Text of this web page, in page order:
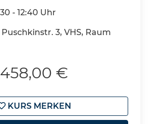
- 12:40 Uhr
3, VHS, Raum
458,00 €
KURS MERKEN